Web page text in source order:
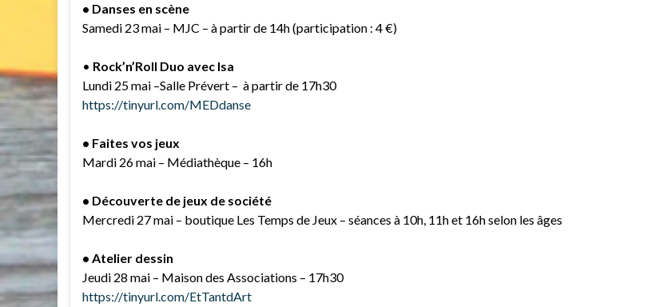
• Danses en scène
Samedi 23 mai – MJC – à partir de 14h (participation : 4 €)
• Rock’n’Roll Duo avec Isa
Lundi 25 mai –Salle Prévert – à partir de 17h30
https://tinyurl.com/MEDdanse
• Faites vos jeux
Mardi 26 mai – Médiathèque – 16h
• Découverte de jeux de société
Mercredi 27 mai – boutique Les Temps de Jeux – séances à 10h, 11h et 16h selon les âges
• Atelier dessin
Jeudi 28 mai – Maison des Associations – 17h30
https://tinyurl.com/EtTantdArt